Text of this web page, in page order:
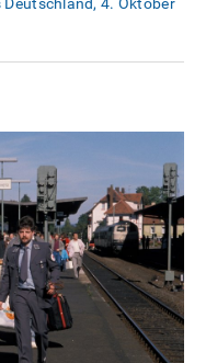
Deutschland, 4. Oktober